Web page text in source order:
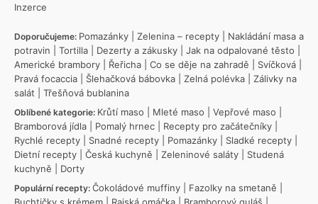
Inzerce
Doporučujeme: Pomazánky Zelenina – recepty
Nakládání masa a
potravin
Tortilla Dezerty a zákusky Jak na odpalované těsto
Americké brambory
Řeřicha Co se děje na zahradě Svíčková
Pravá focaccia
Šlehačková bábovka Zelná polévka
Zálivky na
salát
Třešňová bublanina
Oblíbené kategorie: Krůtí maso Mleté maso Vepřové maso
Bramborová jídla
Pomalý hrnec Recepty pro začátečníky
Rychlé recepty
Snadné recepty Pomazánky Sladké recepty
Dietní recepty
Česká kuchyně Zeleninové saláty
Studená
kuchyně
Dorty
Populární recepty: Čokoládové muffiny Fazolky na smetaně